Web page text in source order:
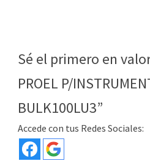
Sé el primero en
PROEL P/
BULK100LU3”
Accede con tus Redes Sociales: